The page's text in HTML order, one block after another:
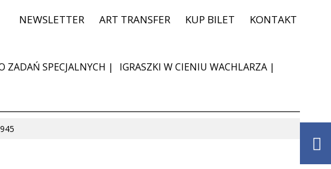
NEWSLETTER ART TRANSFER KUP BILET KONTAKT
ZADAŃ SPECJALNYCH | IGRASZKI W CIENIU WACHLARZA |